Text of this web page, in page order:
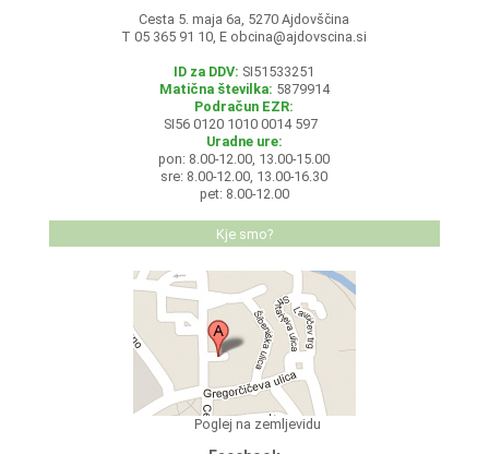
Cesta 5. maja 6a, 5270 Ajdovščina
T 05 365 91 10, E obcina@ajdovscina.si
ID za DDV: SI51533251
Matična številka: 5879914
Podračun EZR:
SI56 0120 1010 0014 597
Uradne ure:
pon: 8.00-12.00, 13.00-15.00
sre: 8.00-12.00, 13.00-16.30
pet: 8.00-12.00
Kje smo?
Poglej na zemljevidu